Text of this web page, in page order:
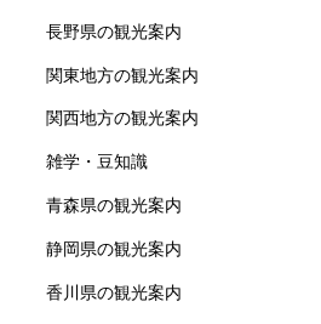
長野県の観光案内
関東地方の観光案内
関西地方の観光案内
雑学・豆知識
青森県の観光案内
静岡県の観光案内
香川県の観光案内